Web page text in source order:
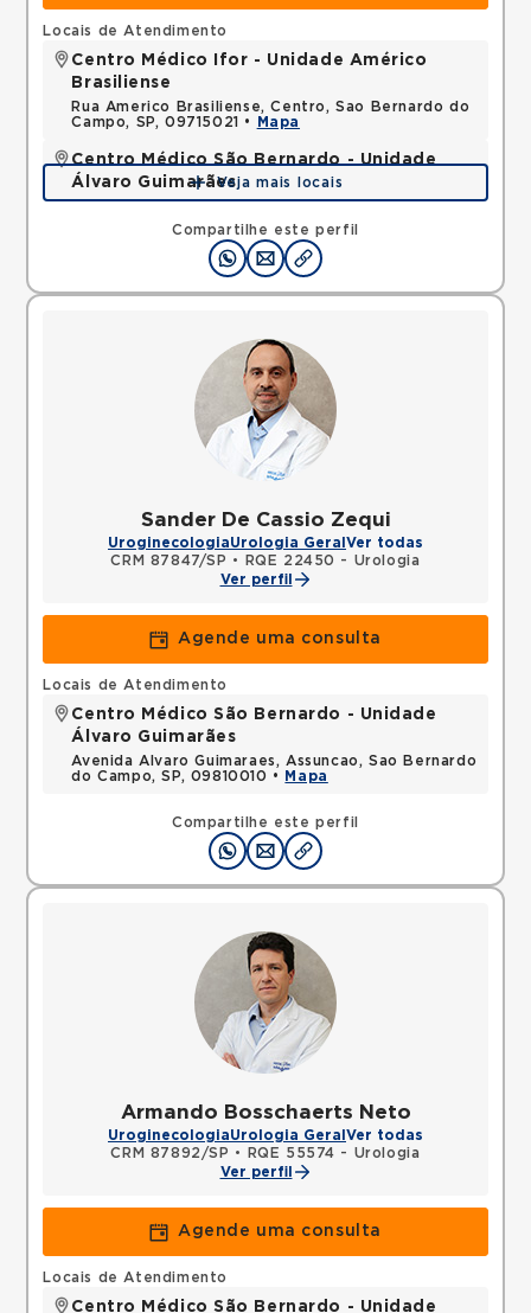
Compartilhe este perfil
Locais de Atendimento
Centro Médico Ifor - Unidade Américo
Brasiliense
Rua Americo Brasiliense, Centro, Sao Bernardo do
Campo, SP, 09715021 •
Mapa
Centro Médico São Bernardo - Unidade
Álvaro Guimarães
Avenida Alvaro Guimaraes, Assuncao, Sao Bernardo
do Campo, SP, 09810010 •
Mapa
Veja mais locais
Sander De Cassio Zequi
UroginecologiaUrologia Geral Ver todas
CRM 87847/SP •
RQE 22450 - Urologia
Ver perfil
Agende uma consulta
Compartilhe este perfil
Locais de Atendimento
Centro Médico São Bernardo - Unidade
Álvaro Guimarães
Avenida Alvaro Guimaraes, Assuncao, Sao Bernardo
do Campo, SP, 09810010 •
Mapa
Armando Bosschaerts Neto
UroginecologiaUrologia Geral Ver todas
CRM 87892/SP •
RQE 55574 - Urologia
Ver perfil
Agende uma consulta
Locais de Atendimento
Centro Médico São Bernardo - Unidade